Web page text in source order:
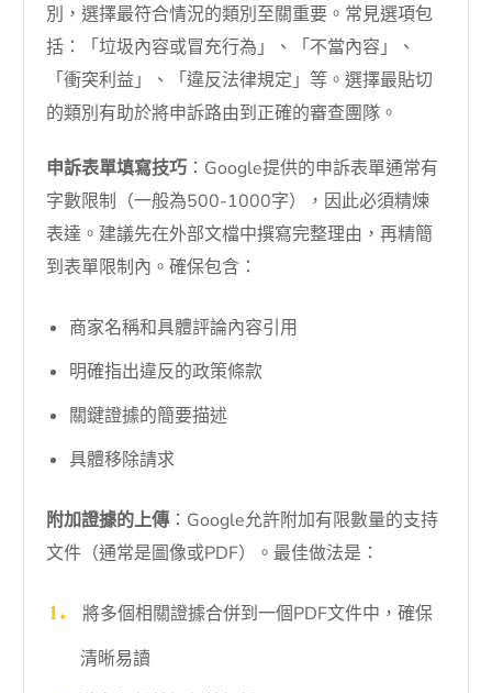
別，選擇最符合情況的類別至關重要。常見選項包
括：「垃圾內容或冒充行為」、「不當內容」、
「衝突利益」、「違反法律規定」等。選擇最貼切
的類別有助於將申訴路由到正確的審查團隊。
申訴表單填寫技巧 ：Google提供的申訴表單通常有
字數限制（一般為500-1000字），因此必須精煉
表達。建議先在外部文檔中撰寫完整理由，再精簡
到表單限制內。確保包含：
商家名稱和具體評論內容引用
明確指出違反的政策條款
關鍵證據的簡要描述
具體移除請求
附加證據的上傳 ：Google允許附加有限數量的支持
文件（通常是圖像或PDF）。最佳做法是：
將多個相關證據合併到一個PDF文件中，確保
清晰易讀